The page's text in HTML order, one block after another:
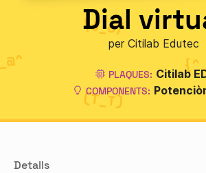
Dial
per Citilab Edutec
PLAQUES: Citilab
COMPONENTS:
Detalls